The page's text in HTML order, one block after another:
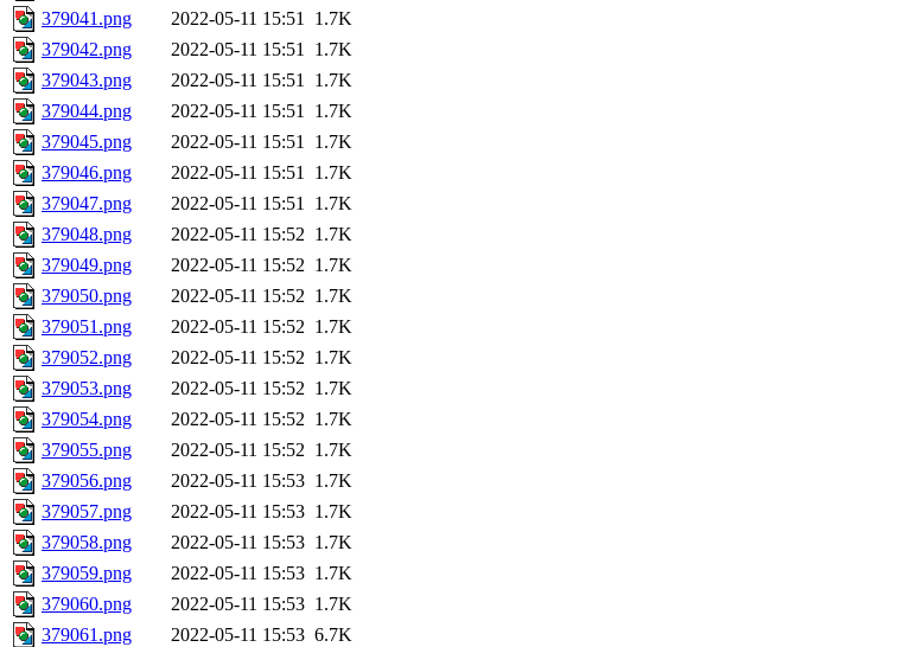
379041.png
2022-05-11 15:51 1.7K
379042.png
2022-05-11 15:51 1.7K
379043.png
2022-05-11 15:51 1.7K
379044.png
2022-05-11 15:51 1.7K
379045.png
2022-05-11 15:51 1.7K
379046.png
2022-05-11 15:51 1.7K
379047.png
2022-05-11 15:51 1.7K
379048.png
2022-05-11 15:52 1.7K
379049.png
2022-05-11 15:52 1.7K
379050.png
2022-05-11 15:52 1.7K
379051.png
2022-05-11 15:52 1.7K
379052.png
2022-05-11 15:52 1.7K
379053.png
2022-05-11 15:52 1.7K
379054.png
2022-05-11 15:52 1.7K
379055.png
2022-05-11 15:52 1.7K
379056.png
2022-05-11 15:53 1.7K
379057.png
2022-05-11 15:53 1.7K
379058.png
2022-05-11 15:53 1.7K
379059.png
2022-05-11 15:53 1.7K
379060.png
2022-05-11 15:53 1.7K
379061.png
2022-05-11 15:53 6.7K